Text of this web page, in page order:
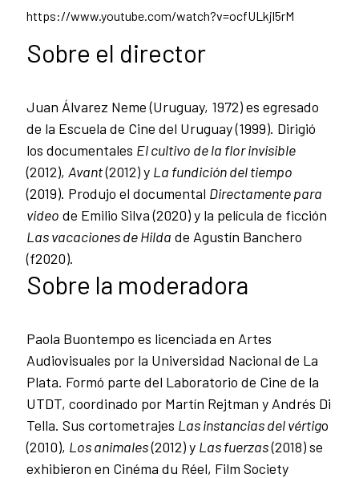
https://www.youtube.com/watch?v=ocfULkjl5rM
Sobre el director
Juan Álvarez Neme (Uruguay, 1972) es egresado
de la Escuela de Cine del Uruguay (1999). Dirigió
los documentales El cultivo de la flor invisible
(2012), Avant(2012) y La fundición del tiempo
(2019). Produjo el documental Directamente para
video de Emilio Silva (2020) y la película de ficción
Las vacaciones de Hilda de Agustín Banchero
(f2020).
Sobre la moderadora
Paola Buontempo es licenciada en Artes
Audiovisuales por la Universidad Nacional de La
Plata. Formó parte del Laboratorio de Cine de la
UTDT, coordinado por Martín Rejtman y Andrés Di
Tella. Sus cortometrajes Las instancias del vértigo
(2010), Los animales(2012) y Las fuerzas(2018) se
exhibieron en Cinéma du Réel, Film Society